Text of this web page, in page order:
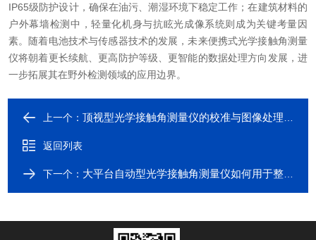
IP65级防护设计，确保在油污、潮湿环境下稳定工作；在建筑材料的
户外幕墙检测中，轻量化机身与抗眩光成像系统则成为关键考量因
素。随着电池技术与传感器技术的发展，未来便携式光学接触角测量
仪将朝着更长续航、更高防护等级、更智能的数据处理方向发展，进
一步拓展其在野外检测领域的应用边界。
上一个：顶视型光学接触角测量仪的校准与图像处理技巧
返回列表
下一个： 大平台自动型光学接触角测量仪如何用于整车玻璃的疏水性测试？